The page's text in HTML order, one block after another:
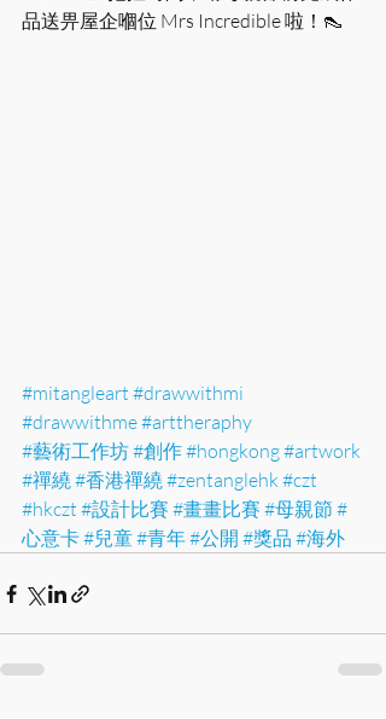
品送畀屋企嗰位 Mrs Incredible 啦！👠
#mitangleart #drawwithmi
#drawwithme#arttheraphy
#藝術工作坊#創作#hongkong#artwork
#禪繞#香港禪繞#zentanglehk#czt
#hkczt #設計比賽 #畫畫比賽 #母親節 #
心意卡#兒童#青年#公開 #獎品 #海外